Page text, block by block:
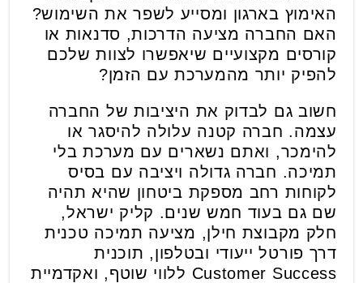
האימוץ בארגון ומסייע לשפר את השימוש?
האם החברה מציעה הדרכות, סדנאות או
קורסים מקצועיים שיאפשרו לצוות שלכם
להפיק יותר מהמערכת עם הזמן?
חשוב גם לבדוק את היציבות של החברה
עצמה. חברה קטנה עלולה להיסגר או
להימכר, ואתם נשארים עם מערכת בלי
תמיכה. חברה גדולה ויציבה עם בסיס
לקוחות רחב מספקת ביטחון שהיא תהיה
שם גם בעוד חמש שנים. קליק ישראל,
חלק מקבוצת חילן, מציעה תמיכה טכנית
דרך פורטל ייעודי ובטלפון, תוכנית
Customer Success ללווי שוטף, ואקדמיית